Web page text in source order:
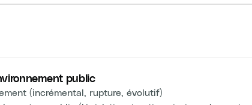
public
(incrémental, rupture, évolutif)